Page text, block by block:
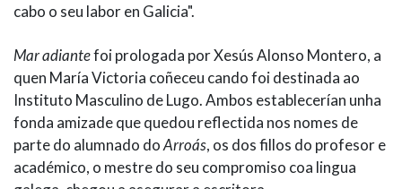
cabo o seu labor en Galicia".
Mar adiantefoi prologada por Xesús Alonso Montero, a
quen María Victoria coñeceu cando foi destinada ao
Instituto Masculino de Lugo. Ambos establecerían unha
fonda amizade que quedou reflectida nos nomes de
parte do alumnado doArroás, os dos fillos do profesor e
académico, o mestre do seu compromiso coa lingua